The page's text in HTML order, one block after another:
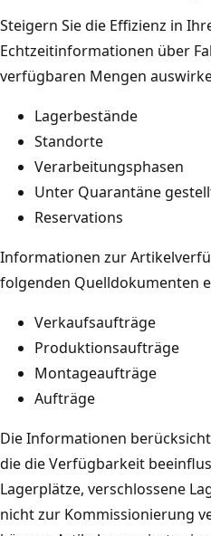
Steigern Sie die Effizienz in
Echtzeitinformationen über
verfügbaren Mengen
Lagerbestände
Standorte
Verarbeitungsphasen
Unter Quarantäne
Reservations
Informationen zur
folgenden Quelldokumenten
Verkaufsaufträge
Produktionsaufträge
Montageaufträge
Aufträge
Die Informationen
die die Verfügbarkeit
Lagerplätze, verschlossene
nicht zur Kommissionierung